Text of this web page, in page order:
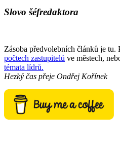
Slovo šéfredaktora
Zásoba předvolebních článků je tu.
počtech zastupitelů ve městech,
témata lídrů.
Hezký čas přeje Ondřej Kořínek